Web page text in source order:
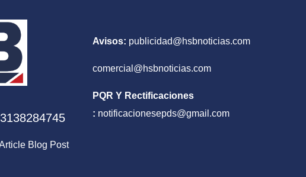
Blog Post
Avisos: publicidad@hsbnoticias.com
comercial@hsbnoticias.com
PQR Y Rectificaciones
: notificacionesepds@gmail.com